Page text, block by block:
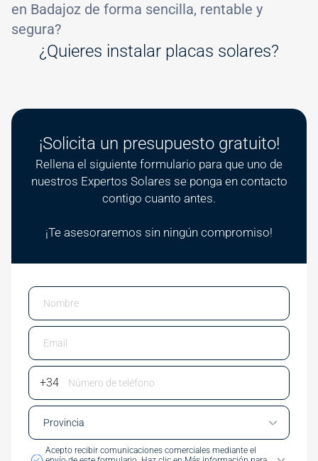
en Badajoz de forma sencilla, rentable y
segura?
¿Quieres instalar placas solares?
¡Solicita un presupuesto gratuito!
Rellena el siguiente formulario para que uno de
nuestros Expertos Solares se ponga en contacto
contigo cuanto antes.
¡Te asesoraremos sin ningún compromiso!
Email
Phone Number
Acepto recibir comunicaciones comerciales mediante el